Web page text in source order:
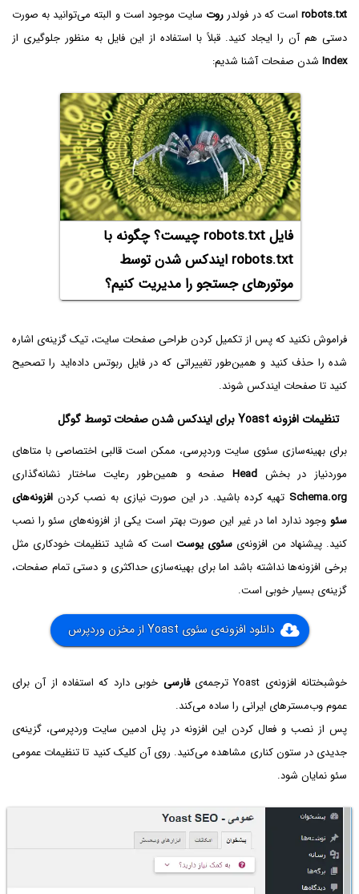
robots.txtاست که در فولدرروت سایت موجود است و البته می‌توانید به صورت
دستی هم آن را ایجاد کنید. قبلاً با استفاده از این فایل به منظور جلوگیری از
Index شدن صفحات آشنا شدیم:
فایل robots.txt چیست؟ چگونه با
robots.txt ایندکس شدن توسط
موتورهای جستجو را مدیریت کنیم؟
فراموش نکنید که پس از تکمیل کردن طراحی صفحات سایت، تیک گزینه‌ی اشاره
شده را حذف کنید و همین‌طور تغییراتی که در فایل ربوتس داده‌اید را تصحیح
کنید تا صفحات ایندکس شوند.
تنظیمات افزونه Yoast برای ایندکس شدن صفحات توسط گوگل
برای بهینه‌سازی سئوی سایت وردپرسی، ممکن است قالبی اختصاصی با متاهای
موردنیاز در بخش Head صفحه و همین‌طور رعایت ساختار نشانه‌گذاری
Schema.org تهیه کرده باشید. در این صورت نیازی به نصب کردن افزونه‌های
سئو وجود ندارد اما در غیر این صورت بهتر است یکی از افزونه‌های سئو را نصب
کنید. پیشنهاد من افزونه‌ی سئوی یوستاست که شاید تنظیمات خودکاری مثل
برخی افزونه‌ها نداشته باشد اما برای بهینه‌سازی حداکثری و دستی تمام صفحات،
گزینه‌ی بسیار خوبی است.
دانلود افزونه‌ی سئوی Yoast از مخزن وردپرس
خوشبختانه افزونه‌ی Yoast ترجمه‌ی فارسی خوبی دارد که استفاده از آن برای
عموم وب‌مسترهای ایرانی را ساده می‌کند.
پس از نصب و فعال کردن این افزونه در پنل ادمین سایت وردپرسی، گزینه‌ی
جدیدی در ستون کناری مشاهده می‌کنید. روی آن کلیک کنید تا تنظیمات عمومی
سئو نمایان شود.